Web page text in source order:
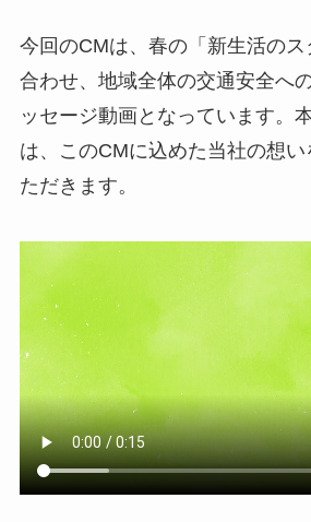
今回のCMは、春の「新生活の
合わせ、地域全体の交通安全へ
ッセージ動画となっています。
は、このCMに込めた当社の想
ただきます。